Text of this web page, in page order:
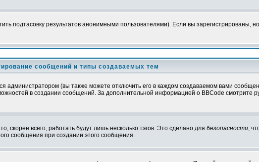
подтасовку результатов анонимными пользователями). Если вы зарегистрированы,
сообщений и типы создаваемых тем
администратором (вы также можете отключить его в каждом создаваемом вами
в создании сообщений. За дополнительной информацией о BBCode смотрите
скорее всего, работать будут лишь несколько тэгов. Это сделано для безопасности,
сообщения при создании этого сообщения.